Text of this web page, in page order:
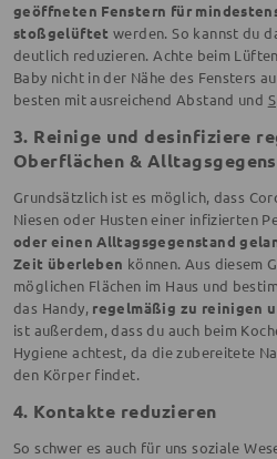
geöffneten Fenstern für
stoßgelüftet werden. So kannst du
deutlich reduzieren. Achte beim
Baby nicht in der Nähe des Fensters
besten mit ausreichend Abstand und
3. Reinige und desinfiziere
Oberflächen &
Grundsätzlich ist es möglich, dass
Niesen oder Husten einer infizierten
oder einen Alltagsgegenstand
Zeit überleben können. Aus diesem
möglichen Flächen im Haus und
das Handy, regelmäßig zu reinigen
ist außerdem, dass du auch beim
Hygiene achtest, da die zubereitete
den Körper findet.
4. Kontakte reduzieren
So schwer es auch für uns soziale